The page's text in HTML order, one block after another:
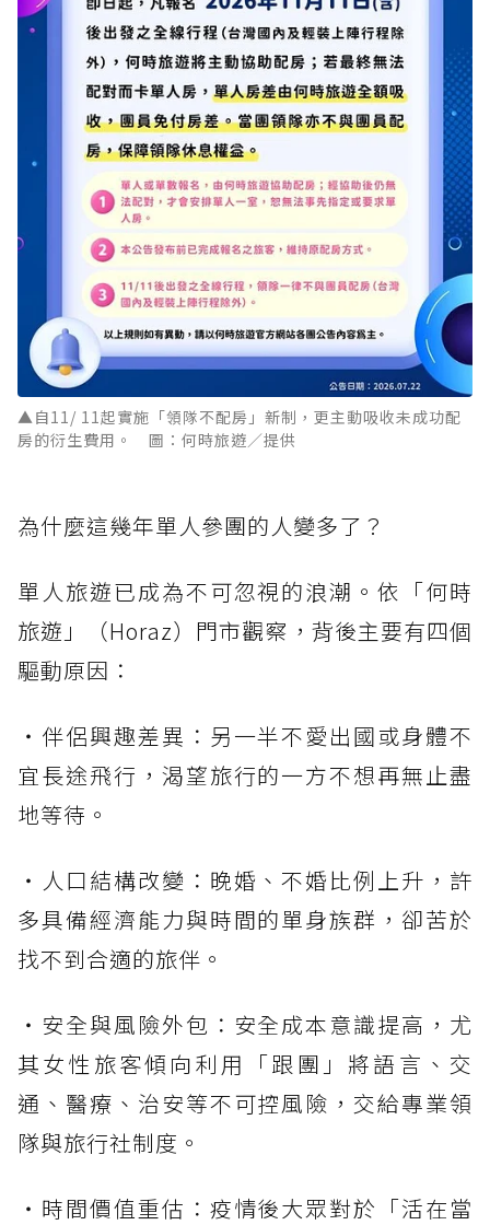
▲自11/ 11起實施「領隊不配房」新制，更主動吸收未成功配
房的衍生費用。 圖：何時旅遊／提供
為什麼這幾年單人參團的人變多了？
單人旅遊已成為不可忽視的浪潮。依「何時
旅遊」（Horaz）門市觀察，背後主要有四個
驅動原因：
・伴侶興趣差異：另一半不愛出國或身體不
宜長途飛行，渴望旅行的一方不想再無止盡
地等待。
・人口結構改變：晚婚、不婚比例上升，許
多具備經濟能力與時間的單身族群，卻苦於
找不到合適的旅伴。
・安全與風險外包：安全成本意識提高，尤
其女性旅客傾向利用「跟團」將語言、交
通、醫療、治安等不可控風險，交給專業領
隊與旅行社制度。
・時間價值重估：疫情後大眾對於「活在當